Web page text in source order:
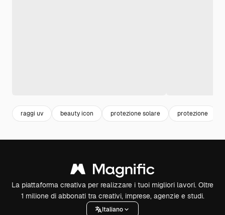
raggi uv beauty icon protezione solare protezione
La piattaforma creativa per realizzare i tuoi migliori lavori. Oltre
1 milione di abbonati tra creativi, imprese, agenzie e studi.
Italiano